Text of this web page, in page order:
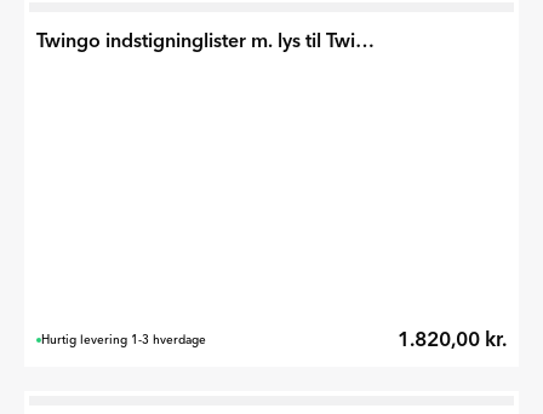
Twingo indstigninglister m. lys til Twingo E-Tech 2026
Hurtig levering 1-3 hverdage 1.820,00 kr.